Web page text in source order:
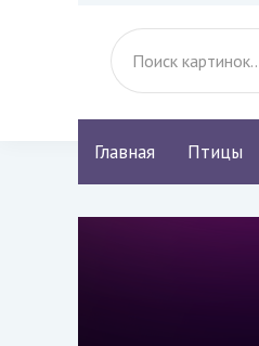
Главная Птицы